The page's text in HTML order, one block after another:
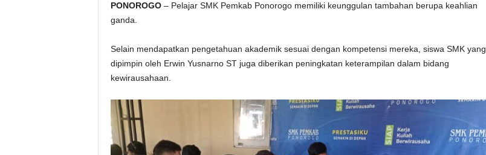
PONOROGO– Pelajar SMK Pemkab Ponorogo memiliki keunggulan tambahan berupa keahlian
ganda.
Selain mendapatkan pengetahuan akademik sesuai dengan kompetensi mereka, siswa SMK yang
dipimpin oleh Erwin Yusnarno ST juga diberikan peningkatan keterampilan dalam bidang
kewirausahaan.